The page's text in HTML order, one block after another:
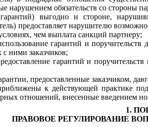
нарушением обязательств со стороны
выгодно и стороне,
предоставляет нарушителю
чем выплата санкций партнеру;
гарантий и
ними заказчиков;
гарантий и
предоставленные заказчиком,
к действующей практике
отношений, внесенные введением
1.
ПРАВОВОЕ РЕГУЛИРОВАНИЕ